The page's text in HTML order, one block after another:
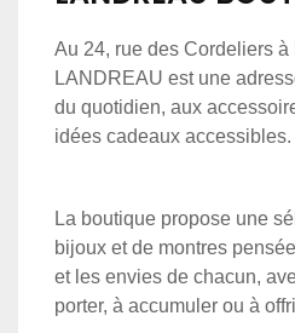
Au 24, rue des Cordeliers
LANDREAU est une
du quotidien, aux
idées cadeaux accessibles.
La boutique propose une
bijoux et de montres
et les envies de chacun,
porter, à accumuler ou à